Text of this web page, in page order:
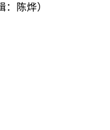
：陈烨）